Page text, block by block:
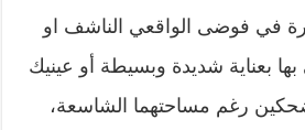
في فوضى الواقعي الناشف او
بعناية شديدة وبسيطة أو عينيك
رغم مساحتهما الشاسعة،